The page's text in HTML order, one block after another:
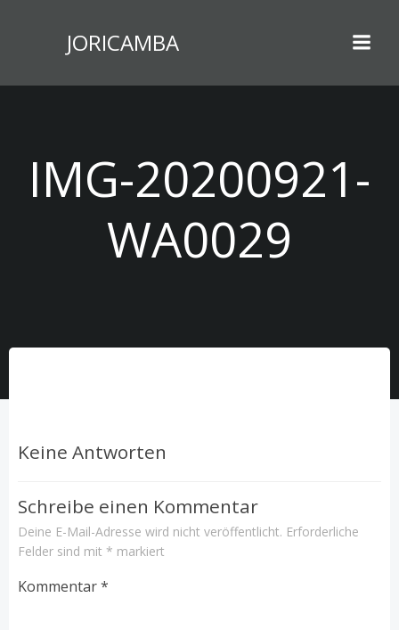
JORICAMBA
IMG-20200921-
WA0029
Keine Antworten
Schreibe einen Kommentar
Deine E-Mail-Adresse wird nicht veröffentlicht. Erforderliche
Felder sind mit * markiert
Kommentar*